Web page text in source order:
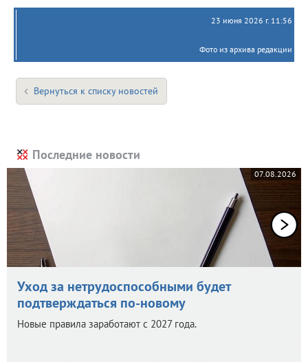
23 июня 2026 г. 11:56
Фото из архива редакции
Вернуться к списку новостей
Последние новости
07.08.2026
Уход за нетрудоспособными будет
подтверждаться по-новому
Новые правила заработают с 2027 года.